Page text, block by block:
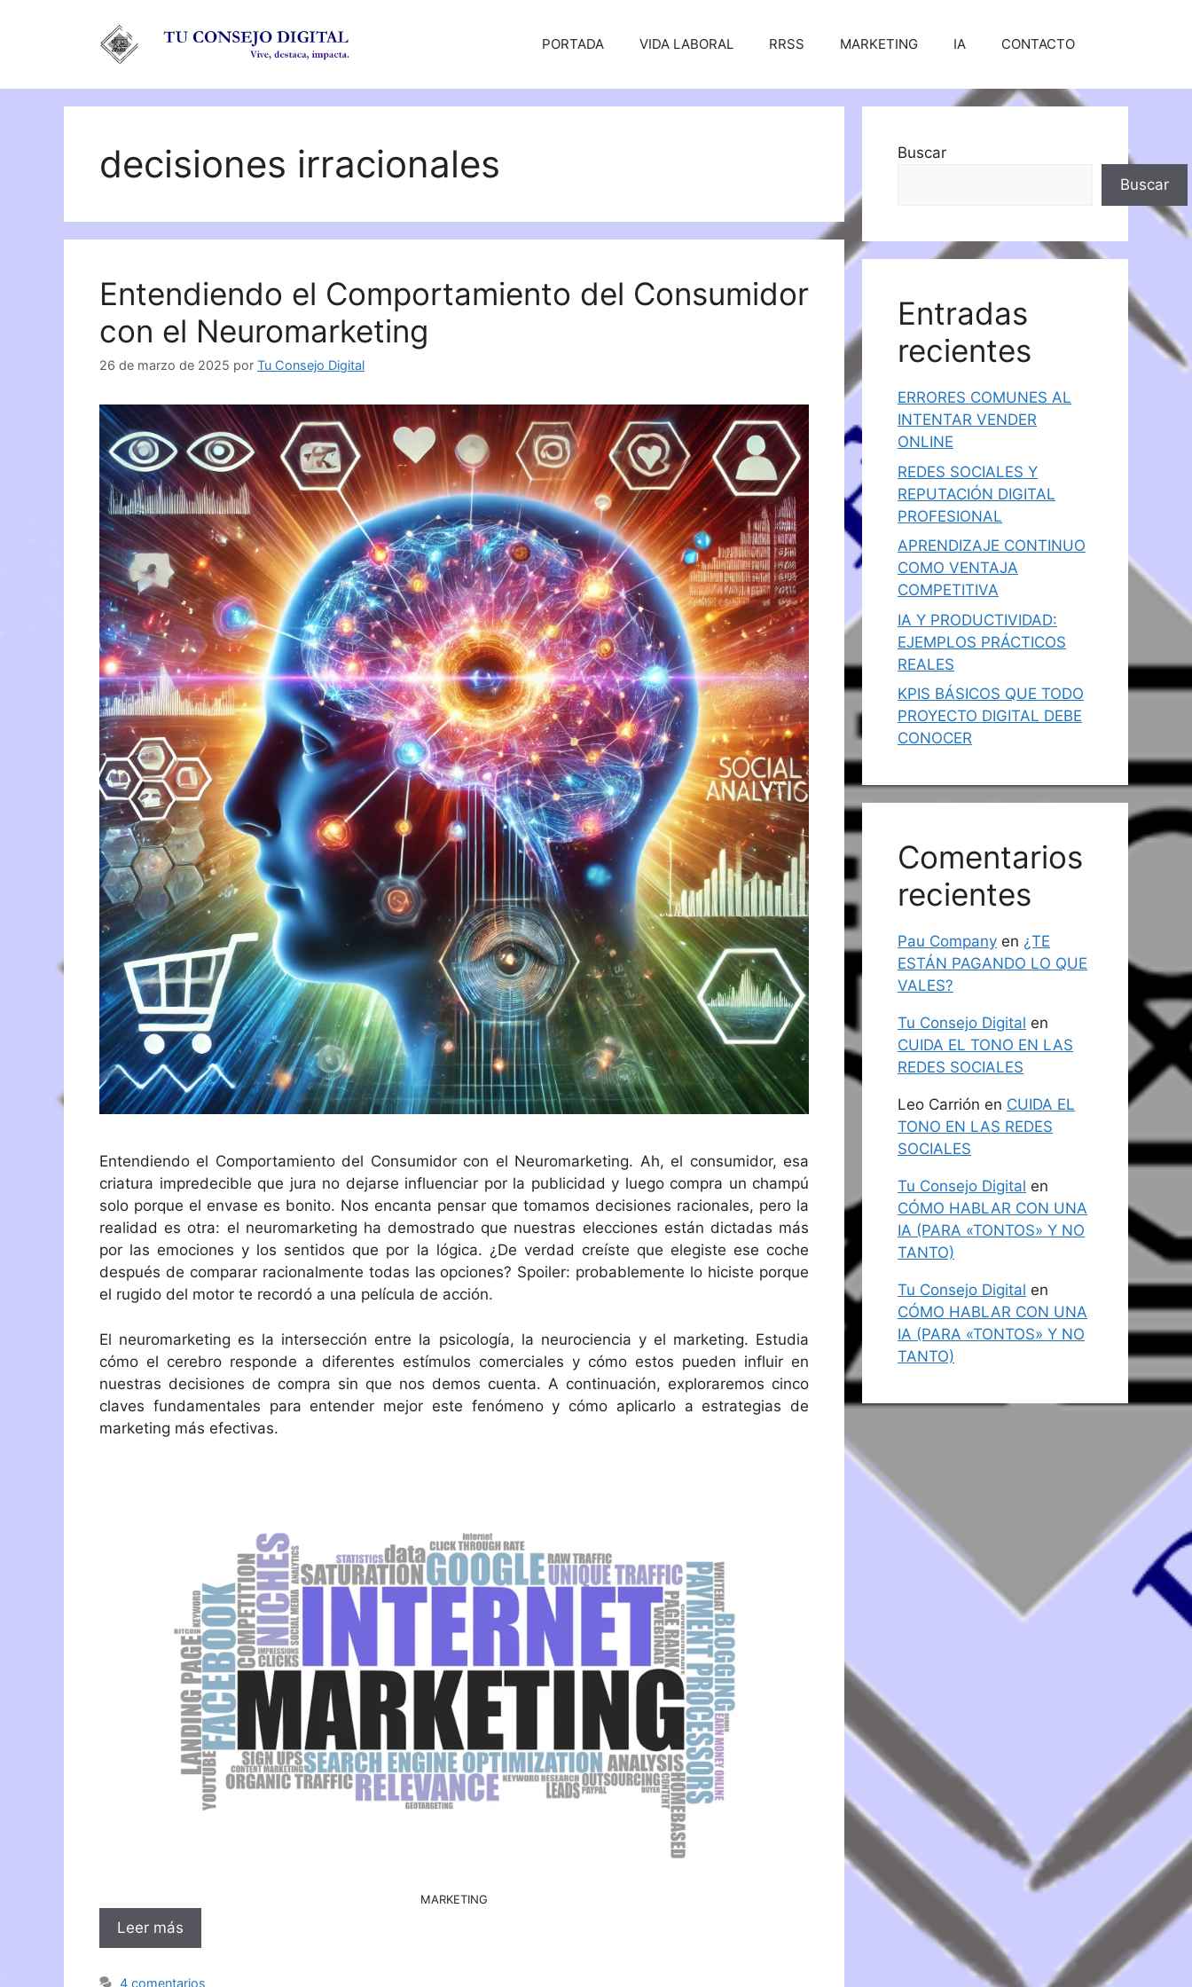
PORTADA VIDA LABORAL RRSS MARKETING IA CONTACTO
decisiones irracionales
Entendiendo el Comportamiento del Consumidor
con el Neuromarketing
26 de marzo de 2025 por Tu Consejo Digital
Entendiendo el Comportamiento del Consumidor con el Neuromarketing. Ah, el consumidor, esa
criatura impredecible que jura no dejarse influenciar por la publicidad y luego compra un champú
solo porque el envase es bonito. Nos encanta pensar que tomamos decisiones racionales, pero la
realidad es otra: el neuromarketing ha demostrado que nuestras elecciones están dictadas más
por las emociones y los sentidos que por la lógica. ¿De verdad creíste que elegiste ese coche
después de comparar racionalmente todas las opciones? Spoiler: probablemente lo hiciste porque
el rugido del motor te recordó a una película de acción.
El neuromarketing es la intersección entre la psicología, la neurociencia y el marketing. Estudia
cómo el cerebro responde a diferentes estímulos comerciales y cómo estos pueden influir en
nuestras decisiones de compra sin que nos demos cuenta. A continuación, exploraremos cinco
claves fundamentales para entender mejor este fenómeno y cómo aplicarlo a estrategias de
marketing más efectivas.
MARKETING
Leer más
4 comentarios
Buscar
Buscar
Entradas
recientes
ERRORES COMUNES AL
INTENTAR VENDER
ONLINE
REDES SOCIALES Y
REPUTACIÓN DIGITAL
PROFESIONAL
APRENDIZAJE CONTINUO
COMO VENTAJA
COMPETITIVA
IA Y PRODUCTIVIDAD:
EJEMPLOS PRÁCTICOS
REALES
KPIS BÁSICOS QUE TODO
PROYECTO DIGITAL DEBE
CONOCER
Comentarios
recientes
Pau Company en ¿TE
ESTÁN PAGANDO LO QUE
VALES?
Tu Consejo Digital en
CUIDA EL TONO EN LAS
REDES SOCIALES
Leo Carrión en CUIDA EL
TONO EN LAS REDES
SOCIALES
Tu Consejo Digital en
CÓMO HABLAR CON UNA
IA (PARA «TONTOS» Y NO
TANTO)
Tu Consejo Digital en
CÓMO HABLAR CON UNA
IA (PARA «TONTOS» Y NO
TANTO)